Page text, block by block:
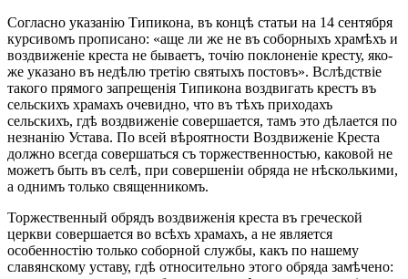
Согласно указанію Типикона, въ концѣ статьи на 14 сентября
курсивомъ прописано: «аще ли же не въ соборныхъ храмѣхъ и
воздвиженіе креста не бываетъ, точію поклоненіе кресту, яко-
же указано въ недѣлю третію святыхъ постовъ». Вслѣдствіе
такого прямого запрещенія Типикона воздвигать крестъ въ
сельскихъ храмахъ очевидно, что въ тѣхъ приходахъ
сельскихъ, гдѣ воздвиженіе совершается, тамъ это дѣлается по
незнанію Устава. По всей вѣроятности Воздвиженіе Креста
должно всегда совершаться съ торжественностью, каковой не
можетъ быть въ селѣ, при совершеніи обряда не нѣсколькими,
а однимъ только священникомъ.
Торжественный обрядъ воздвиженія креста въ греческой
церкви совершается во всѣхъ храмахъ, а не является
особенностію только соборной службы, какъ по нашему
славянскому уставу, гдѣ относительно этого обряда замѣчено: